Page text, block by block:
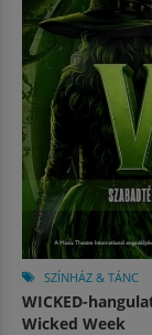
SZÍNHÁZ & TÁNC
WICKED-
Wicked Week